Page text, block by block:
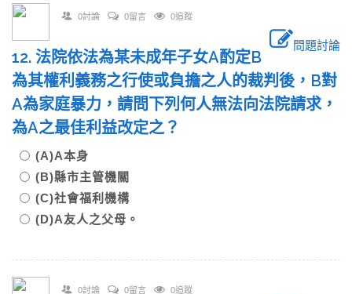
0討論 0留言 0追蹤
問題討論
12. 法院依法為某未成年子女A酌定B
為其權利義務之行使或負擔之人的裁判後，B對
A為家庭暴力，請問下列何人無法向法院請求，
為A之最佳利益改定之？
(A)A本身
(B)縣市主管機關
(C)社會福利機構
(D)A友人之父母。
0討論 0留言 0追蹤